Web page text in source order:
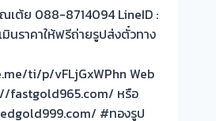
หน้า
ตั๋ว
จ่าย
สด
ทันที
เต้ย 088-8714094 LineID :
มินราคาให้ฟรีถ่ายรูปส่งตั๋วทาง
ti/p/vFLjGxWPhn Web
fastgold965.com/ หรือ
#ทองรูป